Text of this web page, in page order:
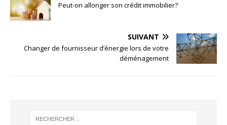
Peut-on allonger son crédit immobilier?
SUIVANT
Changer de fournisseur d’énergie lors de votre
déménagement